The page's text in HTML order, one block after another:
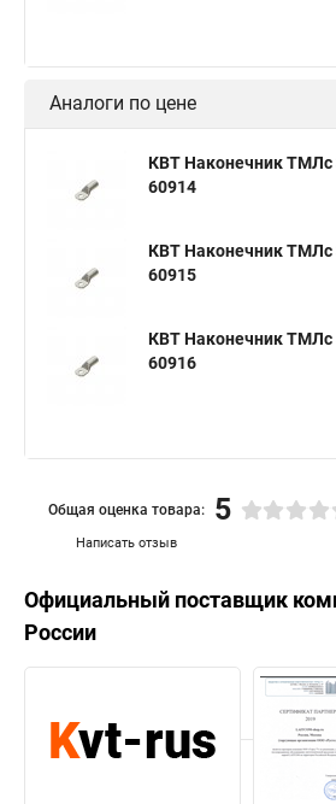
Аналоги по цене
КВТ Наконечник ТМЛс
60914
КВТ Наконечник ТМЛс
60915
КВТ Наконечник ТМЛс
60916
Написать отзыв
Общая оценка товара: 5
Официальный поставщик
России